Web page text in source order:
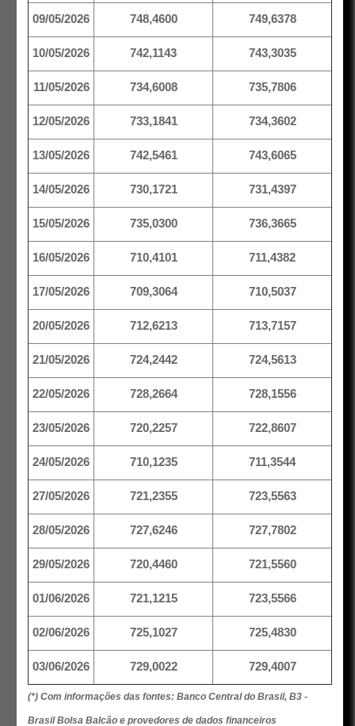
09/05/2026 748,4600 749,6378
10/05/2026 742,1143 743,3035
11/05/2026 734,6008 735,7806
12/05/2026 733,1841 734,3602
13/05/2026 742,5461 743,6065
14/05/2026 730,1721 731,4397
15/05/2026 735,0300 736,3665
16/05/2026 710,4101 711,4382
17/05/2026 709,3064 710,5037
20/05/2026 712,6213 713,7157
21/05/2026 724,2442 724,5613
22/05/2026 728,2664 728,1556
23/05/2026 720,2257 722,8607
24/05/2026 710,1235 711,3544
27/05/2026 721,2355 723,5563
28/05/2026 727,6246 727,7802
29/05/2026 720,4460 721,5560
01/06/2026 721,1215 723,5566
02/06/2026 725,1027 725,4830
03/06/2026 729,0022 729,4007
(*) Com informações das fontes: Banco Central do Brasil, B3 -
Brasil Bolsa Balcão e provedores de dados financeiros